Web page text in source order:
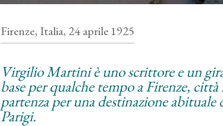
Firenze, Italia, 24 aprile 1925
Virgilio Martini è uno scrittore e un
base per qualche tempo a Firenze,
partenza per una destinazione abituale
Parigi.